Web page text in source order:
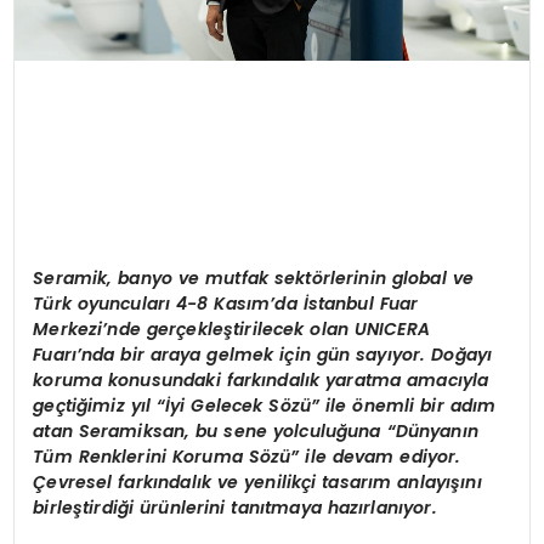
Seramik, banyo ve mutfak sektörlerinin global ve
Türk oyuncuları 4-8 Kasım’da İstanbul Fuar
Merkezi’nde gerçekleştirilecek olan UNICERA
Fuarı’nda bir araya gelmek için gün sayıyor. Doğayı
koruma konusundaki farkındalık yaratma amacıyla
geçtiğimiz yıl “İyi Gelecek Sözü” ileönemli bir adım
atan Seramiksan, bu sene yolculuğuna “Dünyanın
Tüm Renklerini Koruma Sözü” ile devam ediyor.
Çevresel farkındalık ve yenilikçi tasarım anlayışını
birleştirdiği ürünlerini tanıtmaya hazırlanıyor.